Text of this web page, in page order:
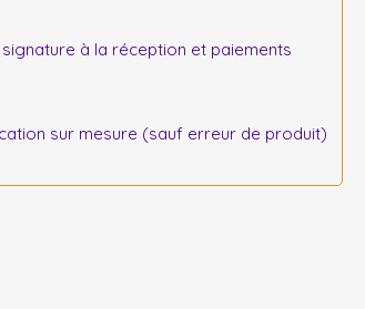
à la réception et paiements
sur mesure (sauf erreur de produit)